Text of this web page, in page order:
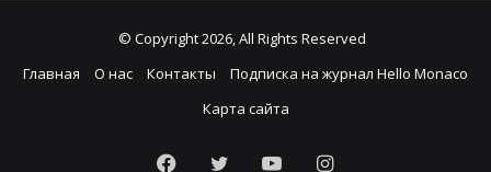
© Copyright 2026, All Rights Reserved
Главная
О нас Контакты
Подписка на журнал Hello Monaco
Карта сайта
Facebook
TwitterYouTubeInstagram